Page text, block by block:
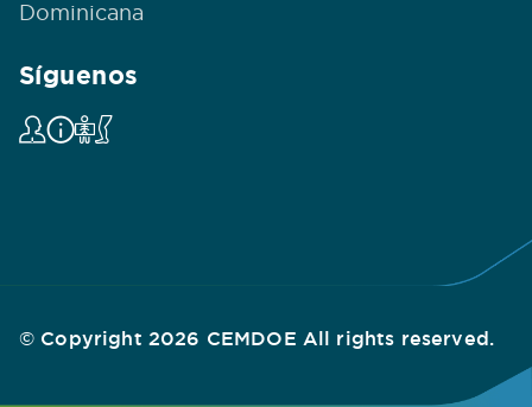
Dominicana
Síguenos
© Copyright 2026 CEMDOE All rights reserved.